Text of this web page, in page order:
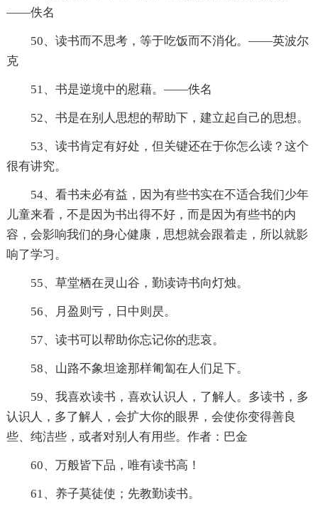
——佚名
50、读书而不思考，等于吃饭而不消化。——英波尔
克
51、书是逆境中的慰藉。——佚名
52、书是在别人思想的帮助下，建立起自己的思想。
53、读书肯定有好处，但关键还在于你怎么读？这个
很有讲究。
54、看书未必有益，因为有些书实在不适合我们少年
儿童来看，不是因为书出得不好，而是因为有些书的内
容，会影响我们的身心健康，思想就会跟着走，所以就影
响了学习。
55、草堂栖在灵山谷，勤读诗书向灯烛。
56、月盈则亏，日中则昃。
57、读书可以帮助你忘记你的悲哀。
58、山路不象坦途那样匍匐在人们足下。
59、我喜欢读书，喜欢认识人，了解人。多读书，多
认识人，多了解人，会扩大你的眼界，会使你变得善良
些、纯洁些，或者对别人有用些。作者：巴金
60、万般皆下品，唯有读书高！
61、养子莫徒使；先教勤读书。